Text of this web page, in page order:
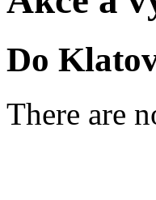
Do
There are